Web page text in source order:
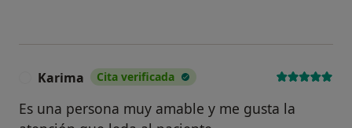
Karima Cita verificada
Es una persona muy amable y me gusta la